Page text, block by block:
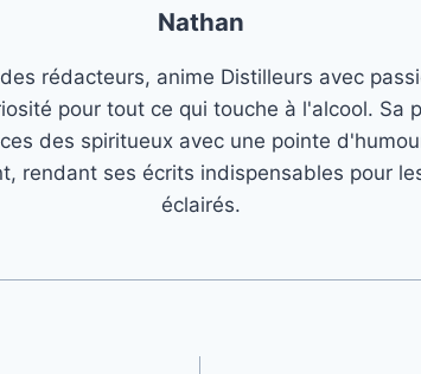
Nathan
rédacteurs, anime Distilleurs avec
pour tout ce qui touche à l'alcool. Sa
des spiritueux avec une pointe
rendant ses écrits indispensables pour
éclairés.